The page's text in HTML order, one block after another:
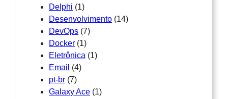
Delphi (1)
Desenvolvimento (14)
DevOps (7)
Docker (1)
Eletrônica (1)
Email (4)
pt-br (7)
Galaxy Ace (1)